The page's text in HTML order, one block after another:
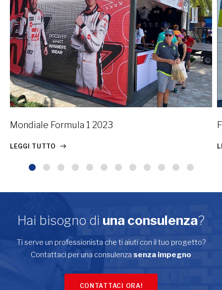
Mondiale Formula 1 2023
LEGGI TUTTO
Hai bisogno di una consulenza?
Ti serve un professionista che ti aiuti con il tuo progetto?
Contattaci per una consulenza senza impegno
CONTATTACI ORA!